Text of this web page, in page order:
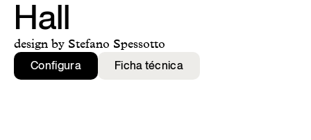
Catálogos y Materiales
Ditre for Professionals
Puntos de Venta
News & Press
Área Reservada
Español
Русский
简体中文
Hall
design by Stefano Spessotto
Configura Ficha técnica